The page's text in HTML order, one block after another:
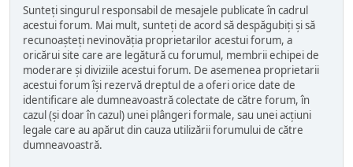
Sunteți singurul responsabil de mesajele publicate în cadrul
acestui forum. Mai mult, sunteți de acord să despăgubiți și să
recunoașteți nevinovăția proprietarilor acestui forum, a
oricărui site care are legătură cu forumul, membrii echipei de
moderare și diviziile acestui forum. De asemenea proprietarii
acestui forum își rezervă dreptul de a oferi orice date de
identificare ale dumneavoastră colectate de către forum, în
cazul (și doar în cazul) unei plângeri formale, sau unei acțiuni
legale care au apărut din cauza utilizării forumului de către
dumneavoastră.